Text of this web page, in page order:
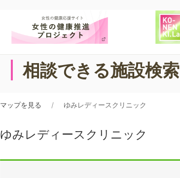
相談できる施設検索
マップを見る ゆみレディースクリニック
ゆみレディースクリニック